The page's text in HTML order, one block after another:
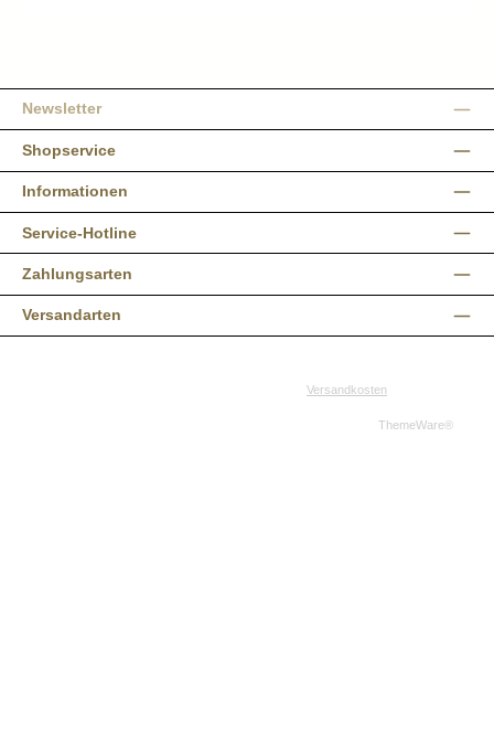
Newsletter
Shopservice
Informationen
Service-Hotline
Zahlungsarten
Versandarten
Versandkosten
ThemeWare®